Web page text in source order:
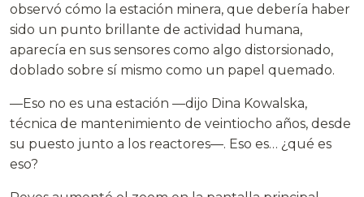
observó cómo la estación minera, que debería haber
sido un punto brillante de actividad humana,
aparecía en sus sensores como algo distorsionado,
doblado sobre sí mismo como un papel quemado.
—Eso no es una estación —dijo Dina Kowalska,
técnica de mantenimiento de veintiocho años, desde
su puesto junto a los reactores—. Eso es… ¿qué es
eso?